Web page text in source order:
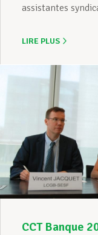
assistantes
LIRE PLUS
CCT Banque